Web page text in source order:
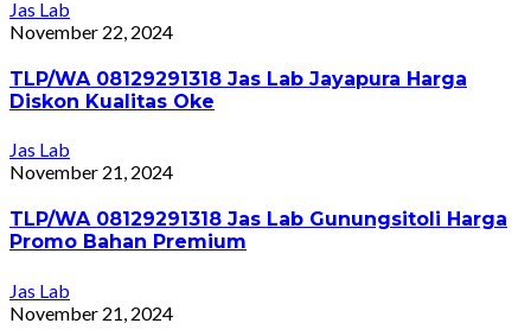
Jas Lab
November 22, 2024
TLP/WA 08129291318 Jas Lab Jayapura Harga
Diskon Kualitas Oke
Jas Lab
November 21, 2024
TLP/WA 08129291318 Jas Lab Gunungsitoli Harga
Promo Bahan Premium
Jas Lab
November 21, 2024